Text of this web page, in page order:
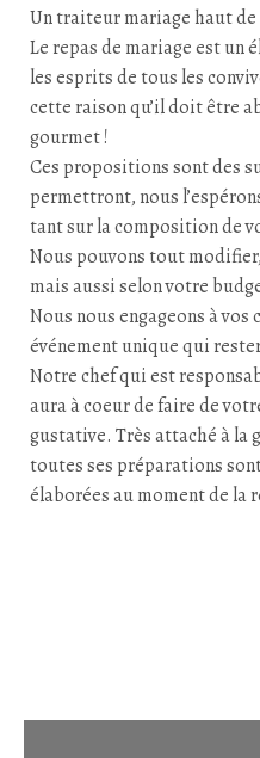
Un traiteur mariage haut de
Le repas de mariage est un
les esprits de tous les
cette raison qu’il doit être
gourmet !
Ces propositions sont des
permettront, nous
tant sur la composition de
Nous pouvons tout
mais aussi selon votre
Nous nous engageons à
événement unique qui
Notre chef qui est
aura à coeur de faire de
gustative. Très attaché à la
toutes ses préparations
élaborées au moment de la